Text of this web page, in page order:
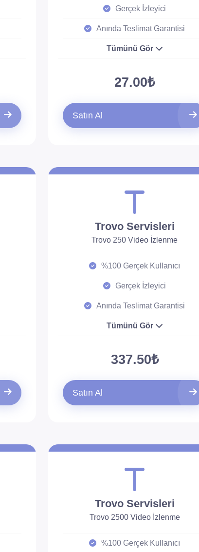
Gerçek İzleyici
Anında Teslimat Garantisi
Tümünü Gör
27.00₺
Satın Al
Trovo Servisleri
Trovo 250 Video İzlenme
%100 Gerçek Kullanıcı
Gerçek İzleyici
Anında Teslimat Garantisi
Tümünü Gör
337.50₺
Satın Al
Trovo Servisleri
Trovo 2500 Video İzlenme
%100 Gerçek Kullanıcı